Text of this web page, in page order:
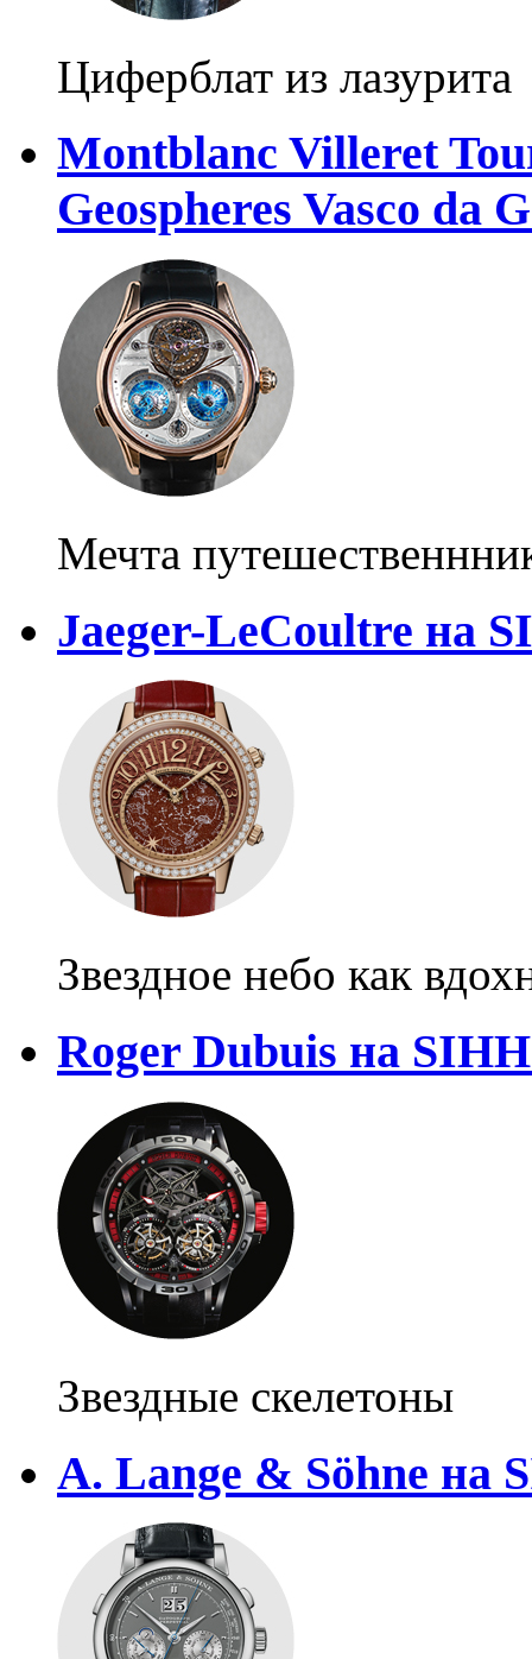
Циферблат из лазурита
Montblanc Villeret
Geospheres Vasco da
Мечта
Jaeger-LeCoultre на
Звездное небо как
Roger Dubuis на
Звездные скелетоны
A. Lange & Söhne на